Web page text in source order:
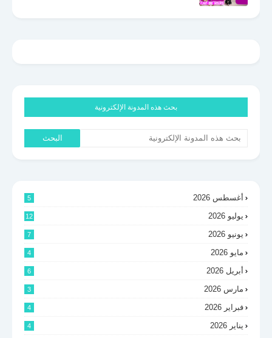
بحث هذه المدونة الإلكترونية
أغسطس 2026 5
يوليو 2026 12
يونيو 2026 7
مايو 2026 4
أبريل 2026 6
مارس 2026 3
فبراير 2026 4
يناير 2026 4